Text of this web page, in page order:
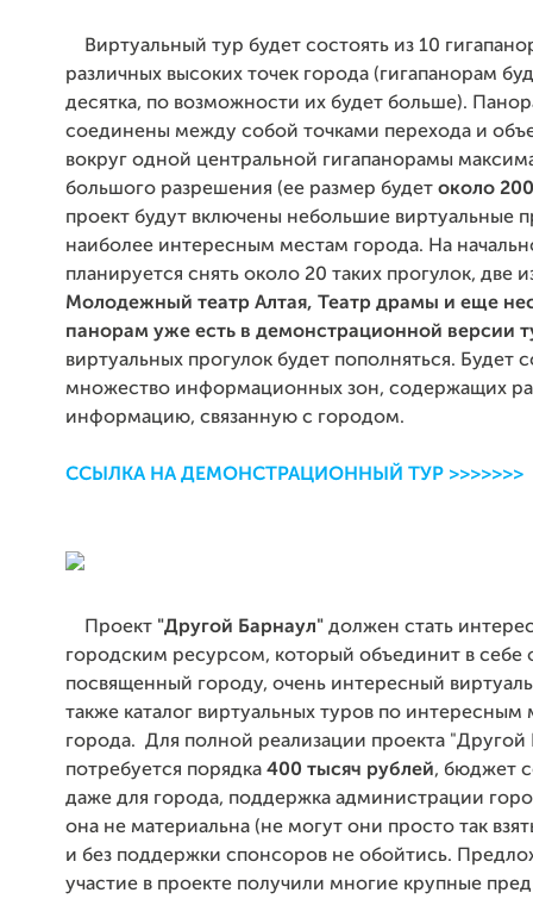
Виртуальный тур будет состоять из 10
различных высоких точек города (гигапанорам
десятка, по возможности их будет больше).
соединены между собой точками перехода и
вокруг одной центральной гигапанорамы
большого разрешения (ее размер будет около
проект будут включены небольшие виртуальные
наиболее интересным местам города. На
планируется снять около 20 таких прогулок, две
Молодежный театр Алтая, Театр драмы и еще
панорам уже есть в демонстрационной версии
виртуальных прогулок будет пополняться. Будет
множество информационных зон, содержащих
информацию, связанную с городом.
ССЫЛКА НА ДЕМОНСТРАЦИОННЫЙ ТУР >>>>>>>
Проект "Другой Барнаул" должен стать
городским ресурсом, который объединит в себе
посвященный городу, очень интересный
также каталог виртуальных туров по интересным
города. Для полной реализации проекта "Другой
потребуется порядка 400 тысяч рублей, бюджет
даже для города, поддержка администрации
она не материальна (не могут они просто так
и без поддержки спонсоров не обойтись.
участие в проекте получили многие крупные